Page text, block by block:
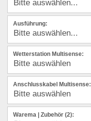
Ausführung:
Wetterstation Multisense:
Anschlusskabel Multisense:
Warema | Zubehör (2):